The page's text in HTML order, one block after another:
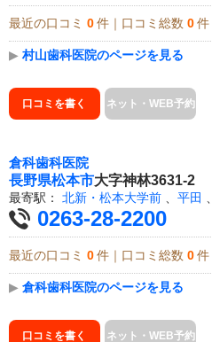
最近の口コミ 0 件｜口コミ総数 0 件
▶ 村山歯科医院のページを見る
口コミを書く ネット・WEB予約
倉科歯科医院
長野県松本市大字神林3631-2
最寄駅： 北新・松本大学前 、 平田 、
0263-28-2200
最近の口コミ 0 件｜口コミ総数 0 件
▶ 倉科歯科医院のページを見る
口コミを書く ネット・WEB予約